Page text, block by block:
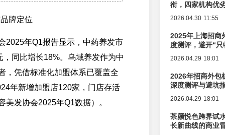
牌定位
2025年Q1报告显示，中药养发市
，同比增长18%。乌域养发作为中
，凭借标准化加盟体系已覆盖全
年新增加盟店120家，门店存活
美发协会2025年Q1数据）。
衔，四家机构优
2026.04.30 11:55
2025年上海招商
度测评，避开“
2026.04.29 18:01
2026年招商外包
深度测评与避坑
2026.04.29 18:01
茶颜悦色跨界试
长新曲线的商业